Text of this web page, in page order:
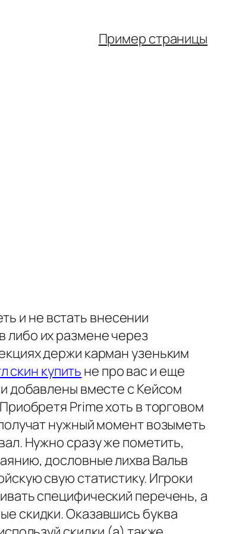
Пример страницы
и не встать внесении
либо их размене через
держи карман узеньким
скин купитьне про вас и еще
добавлены вместе с Кейсом
Prime хоть в торговом
нужный момент возыметь
Нужно сразу же пометить,
дословные лихва Вальв
свую статистику. Игроки
специфический перечень, а
скидки. Оказавшись буква